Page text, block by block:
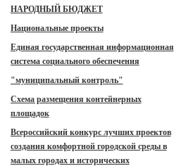
НАРОДНЫЙ БЮДЖЕТ
Национальные проекты
Единая государственная информационная
система социального обеспечения
"муниципальный контроль"
Схема размещения контейнерных
площадок
Всероссийский конкурс лучших проектов
создания комфортной городской среды в
малых городах и исторических